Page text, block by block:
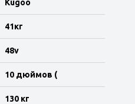
Kugoo
41кг
48v
10 дюймов (
130 кг